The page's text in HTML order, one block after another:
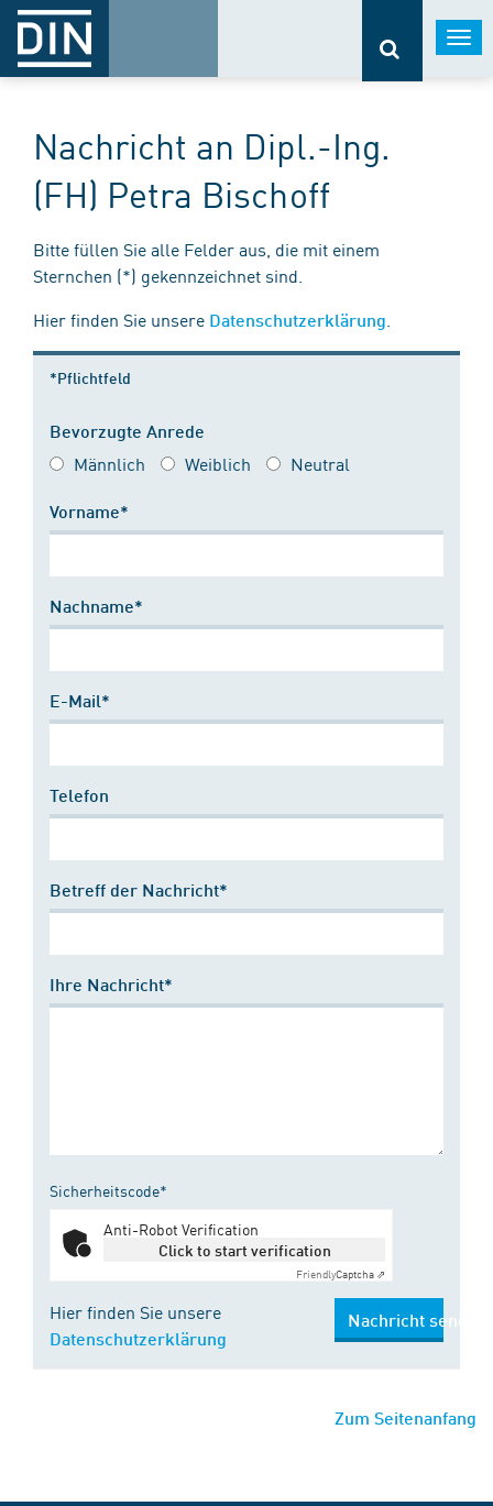
Nachricht an Dipl.-Ing.
(FH) Petra Bischoff
Bitte füllen Sie alle Felder aus, die mit einem
Sternchen (*) gekennzeichnet sind.
Hier finden Sie unsere Datenschutzerklärung
*Pflichtfeld
Bevorzugte Anrede
Männlich Weiblich Neutral
Vorname*
Nachname*
E-Mail*
Telefon
Betreff der Nachricht*
Ihre Nachricht*
Sicherheitscode*
Anti-Robot Verification
Click to start verification
FriendlyCaptcha ⇗
Hier finden Sie unsere
Datenschutzerklärung
Nachricht senden
Zum Seitenanfang